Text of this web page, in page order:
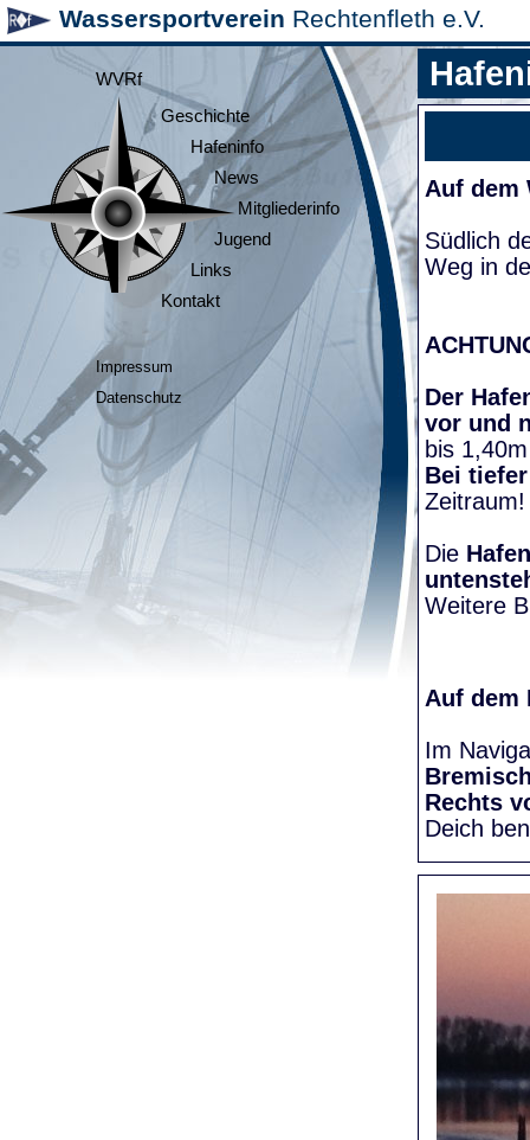
Wassersportverein Rechtenfleth e.V.
WVRf
Geschichte
Hafeninfo
News
Mitgliederinfo
Jugend
Links
Kontakt
Impressum
Datenschutz
Auf dem
Südlich
Weg in
Der
vor und
bis
Bei
Die
Weitere
Auf dem
Im
Rechts
Deich